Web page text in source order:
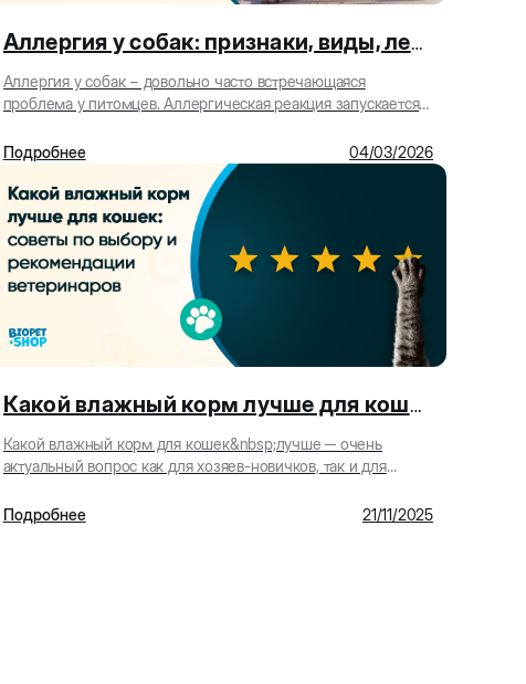
Аллергия у собак: признаки, виды, лечение
Аллергия у собак − довольно часто встречающаяся
проблема у питомцев. Аллергическая реакция запускается
Подробнее
04/03/2026
Какой влажный корм лучше для кошек: советы по выбору и рекомендации ветеринаров
Какой влажный корм для кошек&nbsp;лучше ─ очень
актуальный вопрос как для хозяев-новичков, так и для
Подробнее
21/11/2025